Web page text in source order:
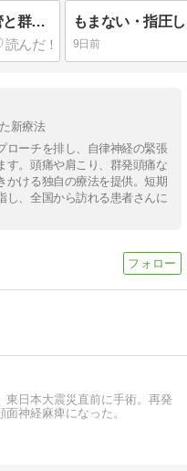
群発頭痛の激痛、脳内の毛細血管と群発の意外な関係 兵庫34歳女性
9日前
新療法
ローチを排し、自律神経の緊張
す。頭痛や肩こり、群発頭痛な
かける独自の療法を提供。短期
し、全国から訪れる患者さんに
東日本大震災直前に手術。再発
神経麻痺になった。